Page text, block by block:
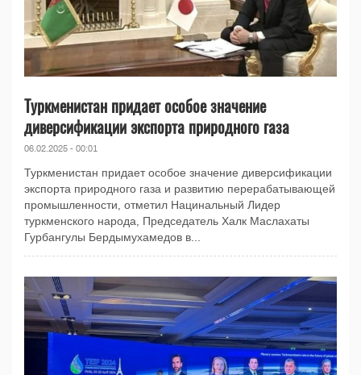
Туркменистан придает особое значение
диверсификации экспорта природного газа
06.02.2025 - 00:01
Туркменистан придает особое значение диверсификации
экспорта природного газа и развитию перерабатывающей
промышленности, отметил Нацинальный Лидер
туркменского народа, Председатель Халк Маслахаты
Гурбангулы Бердымухамедов в...